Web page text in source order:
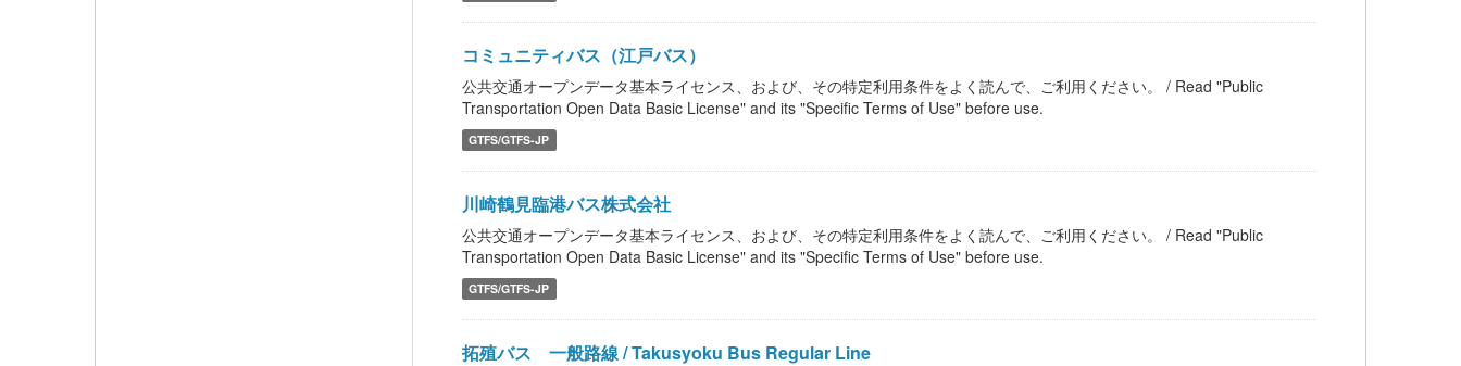
コミュニティバス（江戸バス）
公共交通オープンデータ基本ライセンス、および、その特定利用条件をよく読んで、ご利用ください。 / Read "Public
Transportation Open Data Basic License" and its "Specific Terms of Use" before use.
GTFS/GTFS-JP
川崎鶴見臨港バス株式会社
公共交通オープンデータ基本ライセンス、および、その特定利用条件をよく読んで、ご利用ください。 / Read "Public
Transportation Open Data Basic License" and its "Specific Terms of Use" before use.
GTFS/GTFS-JP
拓殖バス 一般路線 / Takusyoku Bus Regular Line